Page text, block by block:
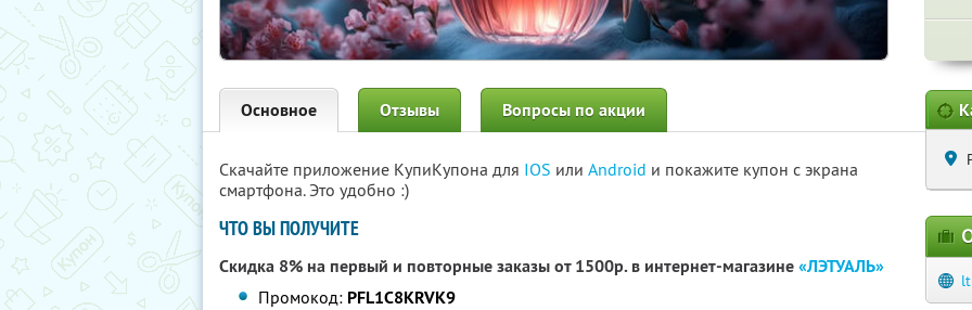
Основное Отзывы Вопросы по акции
Скачайте приложение КупиКупона для IOS или Android и покажите купон с экрана
смартфона. Это удобно :)
ЧТО ВЫ ПОЛУЧИТЕ
Скидка 8% на первый и повторные заказы от 1500р. в интернет-магазине«ЛЭТУАЛЬ»
Промокод: PFL1C8KRVK9